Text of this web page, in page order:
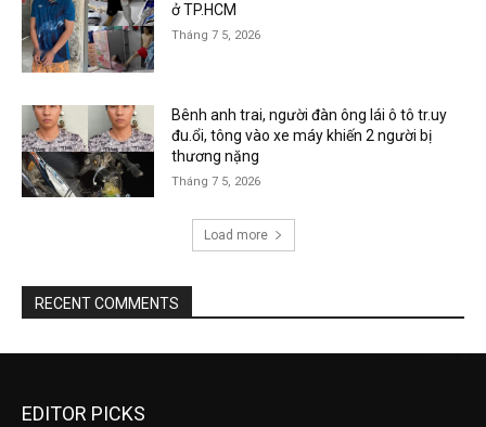
ở TP.HCM
Tháng 7 5, 2026
Bênh anh trai, người đàn ông lái ô tô tr.uy
đu.ổi, tông vào xe máy khiến 2 người bị
thương nặng
Tháng 7 5, 2026
Load more
RECENT COMMENTS
EDITOR PICKS